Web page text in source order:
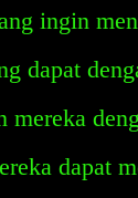
ingin
dapat
mereka
dapat